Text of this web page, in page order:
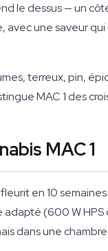
le dessus — un
une saveur
terreux, pin,
MAC 1 des
MAC 1
en 10
(600 W
dans une